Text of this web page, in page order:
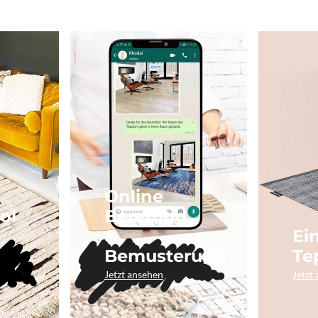
Online
Beratung
&
Bemusterung
Jetzt ansehen Jetzt